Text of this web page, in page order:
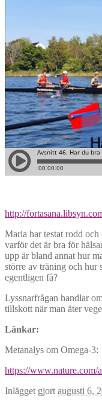
http://
Maria har testat rodd
varför det är bra för
upp är bland annat hur
större av träning och hur
egentligen få?
Lyssnarfrågan handlar
tillskott när man äter
Länkar:
Metanalys om Omega-3:
https://www.nature.com/
Inlägget gjort augusti 6,